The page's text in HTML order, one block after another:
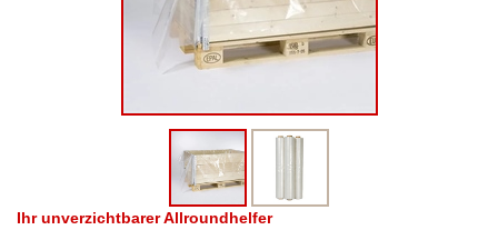
Ihr unverzichtbarer Allroundhelfer